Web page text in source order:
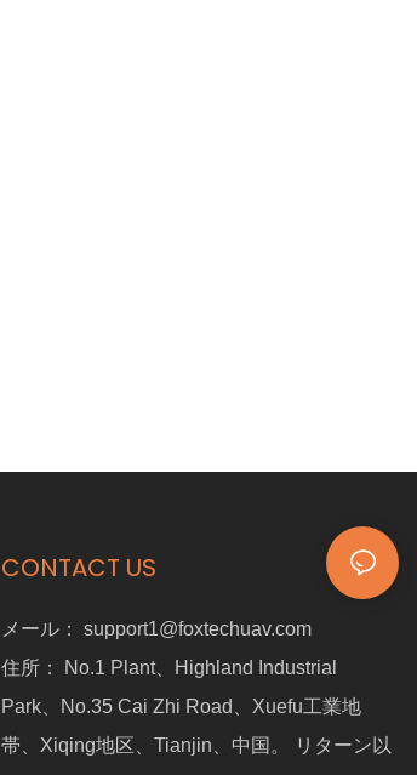
CONTACT US
メール： support1@foxtechuav.com
住所：
No.1 Plant、Highland Industrial
Park、No.35 Cai Zhi Road、Xuefu工業地
帯、Xiqing地区、Tianjin、中国。 リターン以